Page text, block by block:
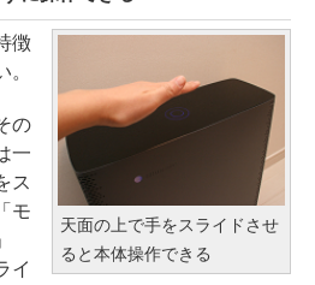
天面の上で手をスライドさせ
ると本体操作できる
徴
の
一
ス
モ
イ